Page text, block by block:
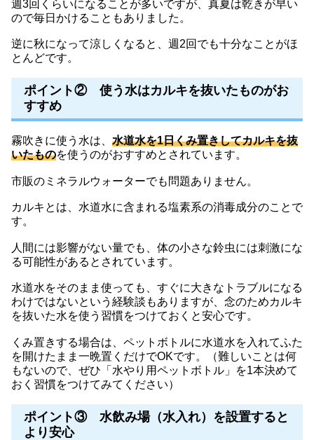
週3回くらいになることが多いですが、真夏は乾きが早い
ので毎日かけることもありました。
逆に秋になって涼しくなると、週2回でも十分なことがほ
とんどです。
ポイント② 使う水はカルキを抜いたものがお
すすめ
霧吹きに使う水は、 水道水を1日くみ置きしてカルキを抜
いたものを使うのがおすすめとされています。
市販のミネラルウォーターでも問題ありません。
カルキとは、水道水に含まれる塩素系の消毒成分のことで
す。
人間には影響がない量でも、体の小さな鈴虫には刺激にな
る可能性があるとされています。
水道水をそのまま使っても、すぐに大きなトラブルになる
わけではないという経験談もありますが、念のためカルキ
を抜いた水を使う習慣をつけておくと安心です。
くみ置きする場合は、ペットボトルに水道水を入れてふた
を開けたまま一晩置くだけでOKです。（難しいことは何
もないので、ぜひ「水やり用ペットボトル」を1本決めて
おく習慣をつけてみてください）
ポイント③ 水飲み場（水入れ）を設置すると
より安心